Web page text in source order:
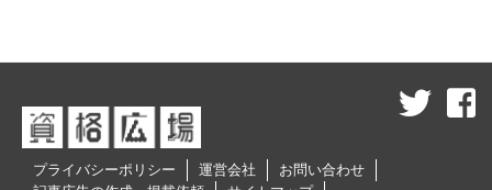
プライバシーポリシー 運営会社
お問い合わせ